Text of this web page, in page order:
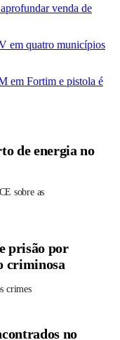
venda de
em quatro municípios
em Fortim e pistola é
de energia no
sobre as
prisão por
criminosa
crimes
no